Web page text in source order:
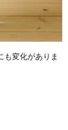
も変化がありま